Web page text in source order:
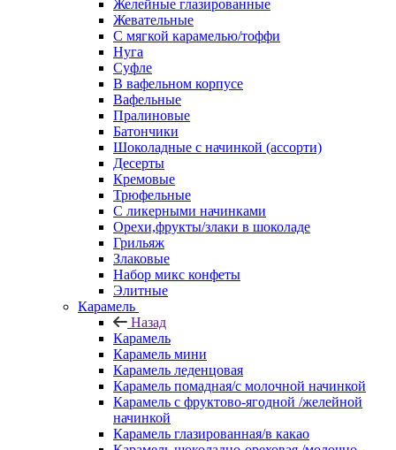
Желейные глазированные
Жевательные
С мягкой карамелью/тоффи
Нуга
Суфле
В вафельном корпусе
Вафельные
Пралиновые
Батончики
Шоколадные с начинкой (ассорти)
Десерты
Кремовые
Трюфельные
С ликерными начинками
Орехи,фрукты/злаки в шоколаде
Грильяж
Злаковые
Набор микс конфеты
Элитные
Карамель
Назад
Карамель
Карамель мини
Карамель леденцовая
Карамель помадная/с молочной начинкой
Карамель с фруктово-ягодной /желейной
начинкой
Карамель глазированная/в какао